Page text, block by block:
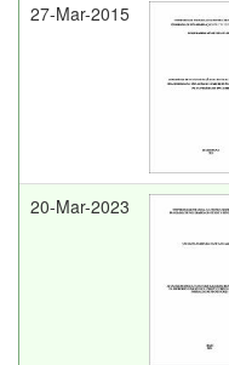
27-Mar-2015
20-Mar-2023